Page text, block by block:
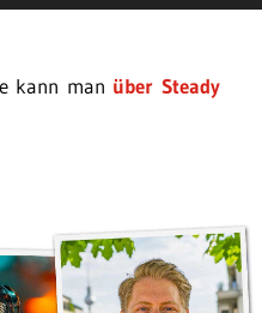
kann man über Steady